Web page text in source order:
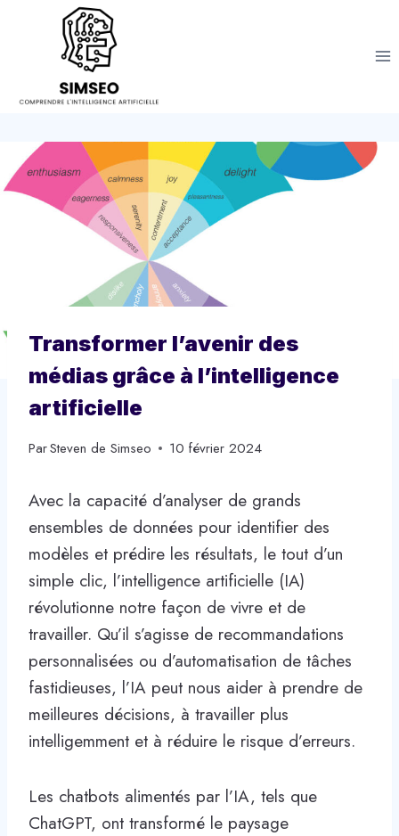
Transformer l’avenir des
médias grâce à l’intelligence
artificielle
ParSteven de Simseo 10 février 2024
Avec la capacité d’analyser de grands
ensembles de données pour identifier des
modèles et prédire les résultats, le tout d’un
simple clic, l’intelligence artificielle (IA)
révolutionne notre façon de vivre et de
travailler. Qu’il s’agisse de recommandations
personnalisées ou d’automatisation de tâches
fastidieuses, l’IA peut nous aider à prendre de
meilleures décisions, à travailler plus
intelligemment et à réduire le risque d’erreurs.
Les chatbots alimentés par l’IA, tels que
ChatGPT, ont transformé le paysage